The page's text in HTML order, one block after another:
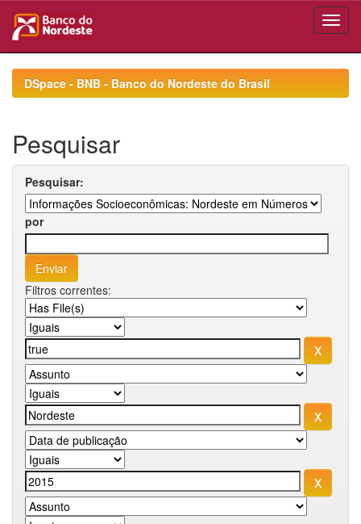
navigationDSpace - BNB - Banco do Nordeste do Brasil
Pesquisar
Pesquisar:
por
Filtros correntes: